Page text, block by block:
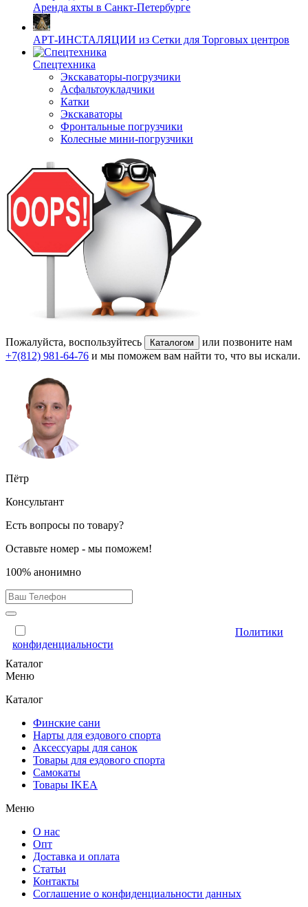
Аренда яхты в Санкт-Петербурге
АРТ-ИНСТАЛЯЦИИ из Сетки для Торговых центров
Спецтехника
Экскаваторы-погрузчики
Асфальтоукладчики
Катки
Экскаваторы
Фронтальные погрузчики
Колесные мини-погрузчики
Пожалуйста, воспользуйтесь Каталогом
или позвоните нам
+7(812) 981-64-76 и мы поможем вам найти то, что вы искали.
Пётр
Консультант
Есть вопросы по товару?
Оставьте номер - мы поможем!
100% анонимно
Политики
конфиденциальности
Каталог
Меню
Каталог
Финские сани
Нарты для ездового спорта
Аксессуары для санок
Товары для ездового спорта
Cамокаты
Товары IKEA
Меню
О нас
Опт
Доставка и оплата
Статьи
Контакты
Соглашение о конфиденциальности данных